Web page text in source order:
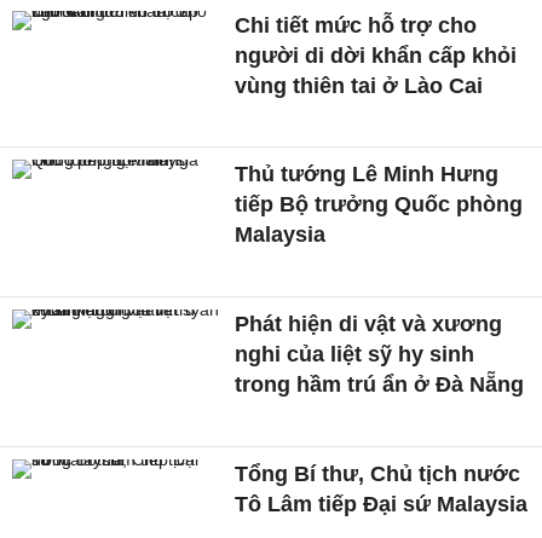
Chi tiết mức hỗ trợ cho
người di dời khẩn cấp khỏi
vùng thiên tai ở Lào Cai
Thủ tướng Lê Minh Hưng
tiếp Bộ trưởng Quốc phòng
Malaysia
Phát hiện di vật và xương
nghi của liệt sỹ hy sinh
trong hầm trú ẩn ở Đà Nẵng
Tổng Bí thư, Chủ tịch nước
Tô Lâm tiếp Đại sứ Malaysia